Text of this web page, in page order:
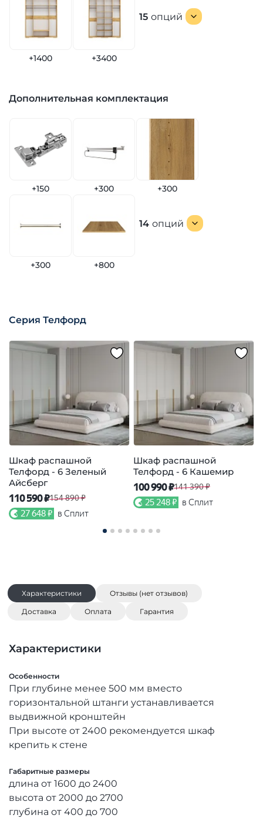
+1400 +3400
15 опций
Дополнительная комплектация
+150 +300 +300
+300 +800
14 опций
Серия Телфорд
Шкаф распашной
Телфорд - 6 Зеленый
Айсберг
110 590 ₽154 890 ₽
27 648 ₽ в Сплит
Шкаф распашной
Телфорд - 6 Кашемир
100 990 ₽141 390 ₽
25 248 ₽ в Сплит
Характеристики Отзывы (нет отзывов)
Доставка Оплата Гарантия
Характеристики
Особенности
При глубине менее 500 мм вместо
горизонтальной штанги устанавливается
выдвижной кронштейн
При высоте от 2400 рекомендуется шкаф
крепить к стене
Габаритные размеры
длина от 1600 до 2400
высота от 2000 до 2700
глубина от 400 до 700